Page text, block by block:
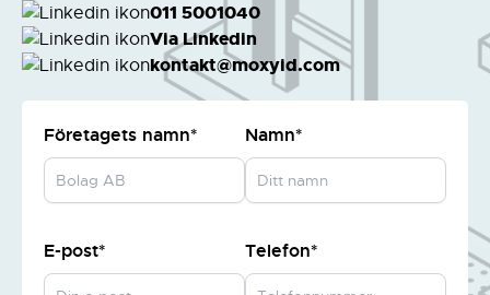
011 5001040
Via Linkedin
kontakt@moxyid.com
Företagets namn* Namn*
E-post* Telefon*